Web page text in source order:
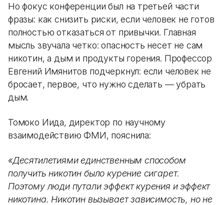
Но фокус конференции был на третьей части
фразы: как снизить риски, если человек не готов
полностью отказаться от привычки. Главная
мысль звучала четко: опасность несет не сам
никотин, а дым и продукты горения. Профессор
Евгений Имянитов подчеркнул: если человек не
бросает, первое, что нужно сделать — убрать
дым.
Томоко Иида, директор по научному
взаимодействию ФМИ, пояснила:
«Десятилетиями единственным способом
получить никотин было курение сигарет.
Поэтому люди путали эффект курения и эффект
никотина. Никотин вызывает зависимость, но не